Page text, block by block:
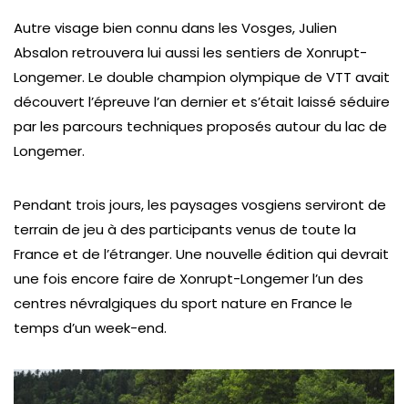
Autre visage bien connu dans les Vosges, Julien
Absalon retrouvera lui aussi les sentiers de Xonrupt-
Longemer. Le double champion olympique de VTT avait
découvert l’épreuve l’an dernier et s’était laissé séduire
par les parcours techniques proposés autour du lac de
Longemer.
Pendant trois jours, les paysages vosgiens serviront de
terrain de jeu à des participants venus de toute la
France et de l’étranger. Une nouvelle édition qui devrait
une fois encore faire de Xonrupt-Longemer l’un des
centres névralgiques du sport nature en France le
temps d’un week-end.